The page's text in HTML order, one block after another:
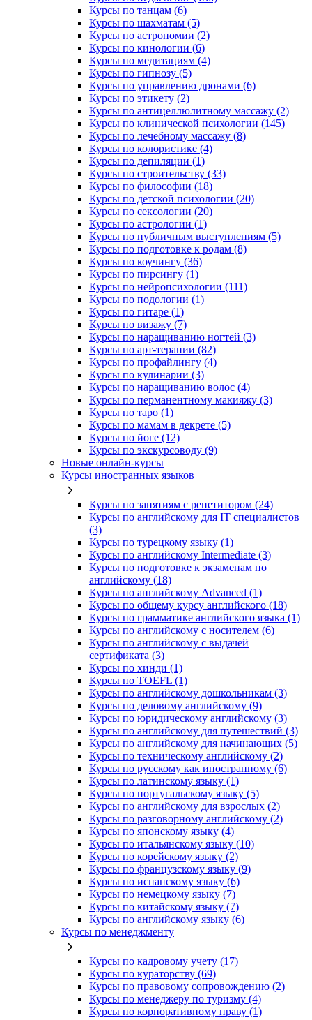
Курсы по танцам (6)
Курсы по шахматам (5)
Курсы по астрономии (2)
Курсы по кинологии (6)
Курсы по медитациям (4)
Курсы по гипнозу (5)
Курсы по управлению дронами (6)
Курсы по этикету (2)
Курсы по антицеллюлитному массажу (2)
Курсы по клинической психологии (145)
Курсы по лечебному массажу (8)
Курсы по колористике (4)
Курсы по депиляции (1)
Курсы по строительству (33)
Курсы по философии (18)
Курсы по детской психологии (20)
Курсы по сексологии (20)
Курсы по астрологии (1)
Курсы по публичным выступлениям (5)
Курсы по подготовке к родам (8)
Курсы по коучингу (36)
Курсы по пирсингу (1)
Курсы по нейропсихологии (111)
Курсы по подологии (1)
Курсы по гитаре (1)
Курсы по визажу (7)
Курсы по наращиванию ногтей (3)
Курсы по арт-терапии (82)
Курсы по профайлингу (4)
Курсы по кулинарии (3)
Курсы по наращиванию волос (4)
Курсы по перманентному макияжу (3)
Курсы по таро (1)
Курсы по мамам в декрете (5)
Курсы по йоге (12)
Курсы по экскурсоводу (9)
Новые онлайн‑курсы
Курсы иностранных языков
Курсы по занятиям с репетитором (24)
Курсы по английскому для IT специалистов
(3)
Курсы по турецкому языку (1)
Курсы по английскому Intermediate (3)
Курсы по подготовке к экзаменам по
английскому (18)
Курсы по английскому Advanced (1)
Курсы по общему курсу английского (18)
Курсы по грамматике английского языка (1)
Курсы по английскому с носителем (6)
Курсы по английскому с выдачей
сертификата (3)
Курсы по хинди (1)
Курсы по TOEFL (1)
Курсы по английскому дошкольникам (3)
Курсы по деловому английскому (9)
Курсы по юридическому английскому (3)
Курсы по английскому для путешествий (3)
Курсы по английскому для начинающих (5)
Курсы по техническому английскому (2)
Курсы по русскому как иностранному (6)
Курсы по латинскому языку (1)
Курсы по португальскому языку (5)
Курсы по английскому для взрослых (2)
Курсы по разговорному английскому (2)
Курсы по японскому языку (4)
Курсы по итальянскому языку (10)
Курсы по корейскому языку (2)
Курсы по французскому языку (9)
Курсы по испанскому языку (6)
Курсы по немецкому языку (7)
Курсы по китайскому языку (7)
Курсы по английскому языку (6)
Курсы по менеджменту
Курсы по кадровому учету (17)
Курсы по кураторству (69)
Курсы по правовому сопровождению (2)
Курсы по менеджеру по туризму (4)
Курсы по корпоративному праву (1)